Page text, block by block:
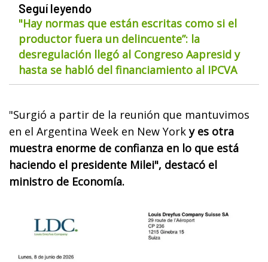
Seguí leyendo
"Hay normas que están escritas como si el
productor fuera un delincuente”: la
desregulación llegó al Congreso Aapresid y
hasta se habló del financiamiento al IPCVA
"Surgió a partir de la reunión que mantuvimos
en el Argentina Week en New Yorky es otra
muestra enorme de confianza en lo que está
haciendo el presidente Milei", destacó el
ministro de Economía.